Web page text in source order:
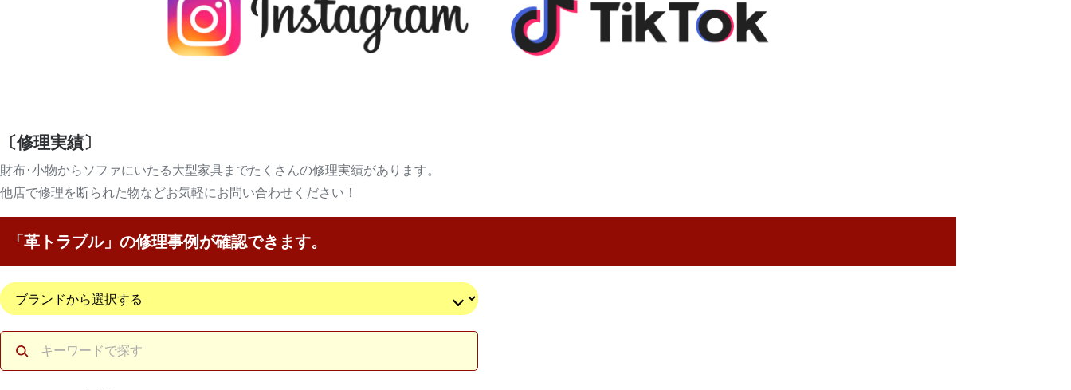
〔修理実績〕
財布･小物からソファにいたる大型家具までたくさんの修理実績があります。
他店で修理を断られた物などお気軽にお問い合わせください！
「革トラブル」の修理事例が確認できます。